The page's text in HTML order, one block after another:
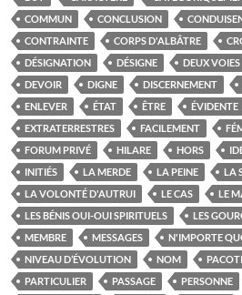
COMMUN
CONCLUSION
CONTRAINTE
CORPS D'ALBÂTRE
DÉSIGNATION
DÉSIGNE DEUX VOIES
DEVOIR
DIGNE DISCERNEMENT
ENLEVER
ÉTAT ÊTRE ÉVIDENTE
EXTRATERRESTRES
FACILEMENT
FORUM PRIVÉ
HILARE HORS
INITIÉS
LA MERDE LA PEINE
LA
LA VOLONTÉ D'AUTRUI
LE CAS LE
LES BÉNIS OUI-OUI SPIRITUELS
LES
MEMBRE
MESSAGES N'IMPORTE
NIVEAU D’ÉVOLUTION
NOM
PARTICULIER
PASSAGE PERSONNE